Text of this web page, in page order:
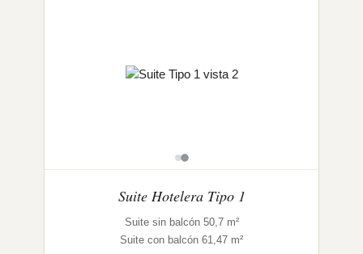
Suite Hotelera Tipo 1
Suite sin balcón 50,7 m²
Suite con balcón 61,47 m²